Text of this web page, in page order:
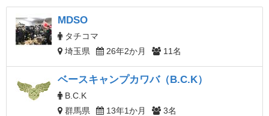
MDSO
タチコマ
埼玉県
26年2か月 11名
ベースキャンプカワバ（B.C.K）
B.C.K
群馬県
13年1か月 3名